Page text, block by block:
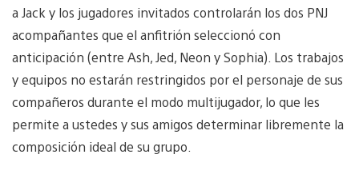
a Jack y los jugadores invitados controlarán los dos PNJ
acompañantes que el anfitrión seleccionó con
anticipación (entre Ash, Jed, Neon y Sophia). Los trabajos
y equipos no estarán restringidos por el personaje de sus
compañeros durante el modo multijugador, lo que les
permite a ustedes y sus amigos determinar libremente la
composición ideal de su grupo.